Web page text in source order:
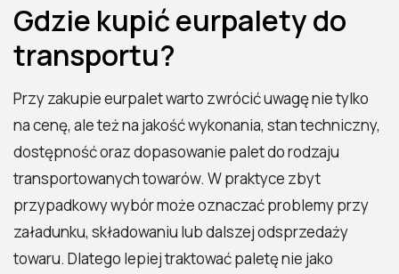
Gdzie kupić eurpalety do
transportu?
Przy zakupie eurpalet warto zwrócić uwagę nie tylko
na cenę, ale też na jakość wykonania, stan techniczny,
dostępność oraz dopasowanie palet do rodzaju
transportowanych towarów. W praktyce zbyt
przypadkowy wybór może oznaczać problemy przy
załadunku, składowaniu lub dalszej odsprzedaży
towaru. Dlatego lepiej traktować paletę nie jako